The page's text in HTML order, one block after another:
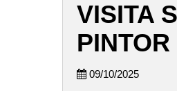
VISITA
09/10/2025